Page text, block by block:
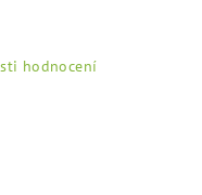
hodnocení